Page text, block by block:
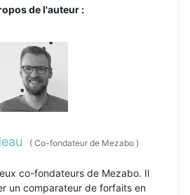
de l'auteur :
(Co-fondateur de Mezabo )
co-fondateurs de Mezabo. Il
un comparateur de forfaits en